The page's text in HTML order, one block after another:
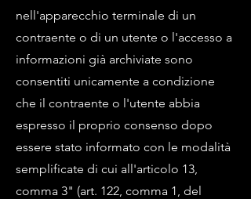
nell'apparecchio terminale di un
contraente o di un utente o l'accesso a
informazioni già archiviate sono
consentiti unicamente a condizione
che il contraente o l'utente abbia
espresso il proprio consenso dopo
essere stato informato con le modalità
semplificate di cui all'articolo 13,
comma 3" (art. 122, comma 1, del